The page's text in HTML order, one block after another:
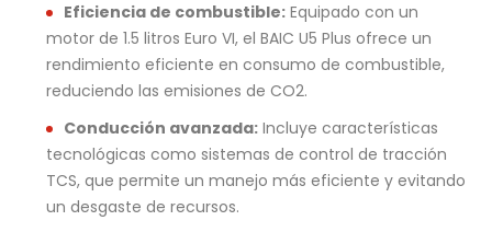
Eficiencia de combustible: Equipado con un
motor de 1.5 litros Euro VI, el BAIC U5 Plus ofrece un
rendimiento eficiente en consumo de combustible,
reduciendo las emisiones de CO2.
Conducción avanzada: Incluye características
tecnológicas como sistemas de control de tracción
TCS, que permite un manejo más eficiente y evitando
un desgaste de recursos.